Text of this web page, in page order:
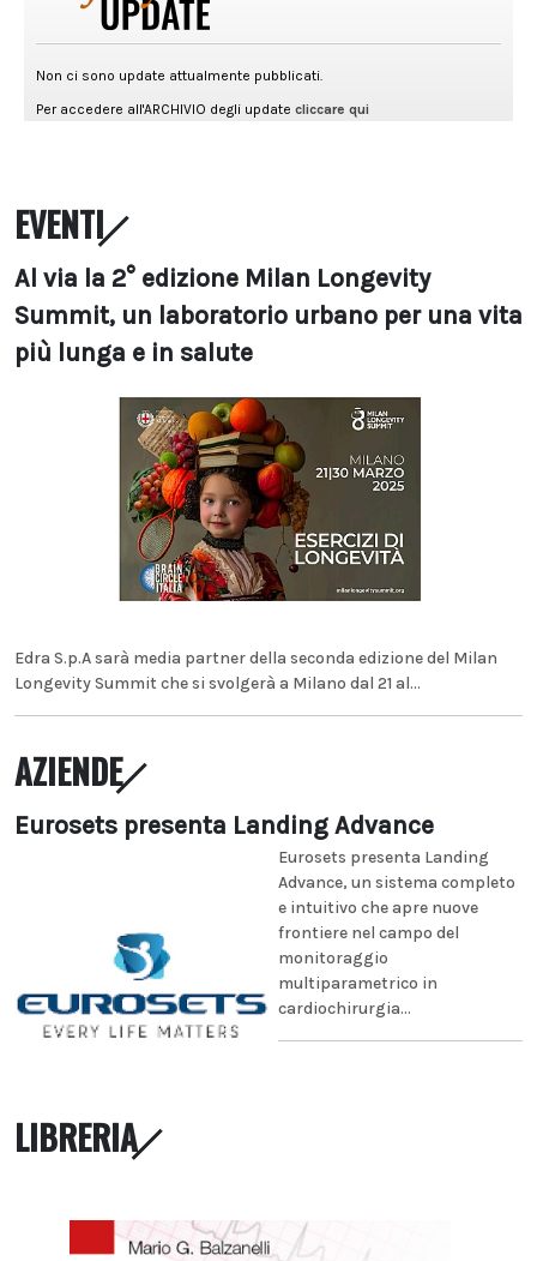
EVENTI
Al via la 2° edizione Milan Longevity
Summit, un laboratorio urbano per una vita
più lunga e in salute
Edra S.p.A sarà media partner della seconda edizione del Milan
Longevity Summit che si svolgerà a Milano dal 21 al...
AZIENDE
Eurosets presenta Landing Advance
Eurosets presenta Landing
Advance, un sistema completo
e intuitivo che apre nuove
frontiere nel campo del
monitoraggio
multiparametrico in
cardiochirurgia...
LIBRERIA